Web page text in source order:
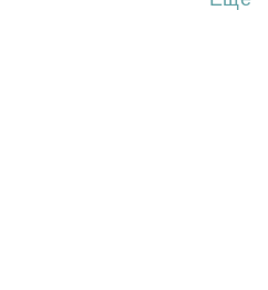
от 3 часов | от 500 ₽